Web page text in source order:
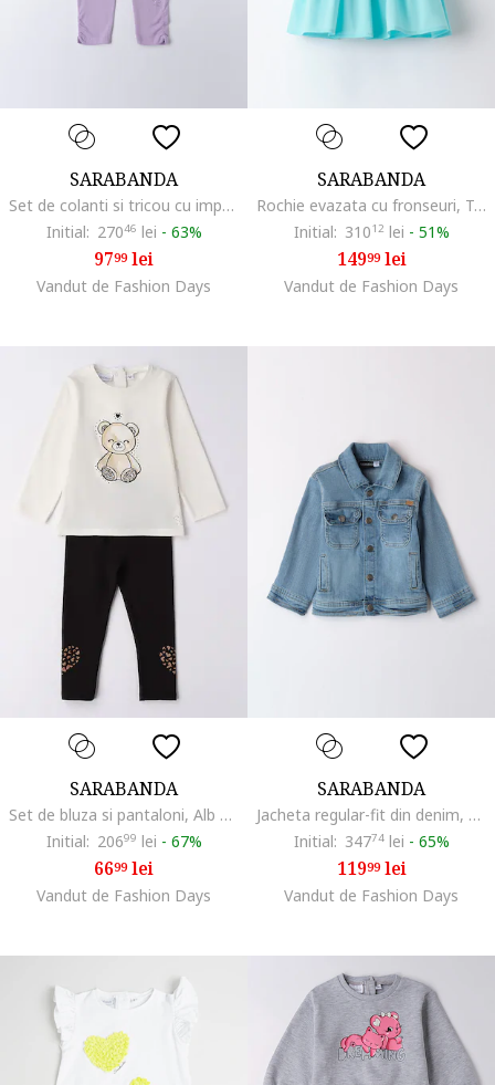
SARABANDA
Set de colanti si tricou cu imprimeu, Alb/Portocaliu/Lila
Initial: 27046 lei - 63%
9799lei
Vandut de Fashion Days
SARABANDA
Rochie evazata cu fronseuri, Turcoaz
Initial: 31012 lei - 51%
14999lei
Vandut de Fashion Days
SARABANDA
Set de bluza si pantaloni, Alb fildes/Negru/Maro deschis
Initial: 20699 lei - 67%
6699lei
Vandut de Fashion Days
SARABANDA
Jacheta regular-fit din denim, Albastru lavanda
Initial: 34774lei - 65%
11999lei
Vandut de Fashion Days